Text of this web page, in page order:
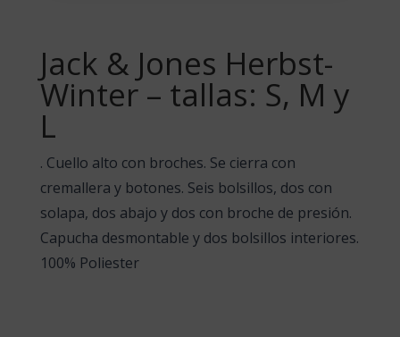
Jack & Jones Herbst-
Winter – tallas: S, M y
L
. Cuello alto con broches. Se cierra con
cremallera y botones. Seis bolsillos, dos con
solapa, dos abajo y dos con broche de presión.
Capucha desmontable y dos bolsillos interiores.
100% Poliester